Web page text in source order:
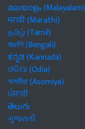
മലയാളം (Malayalam)
मराठी (Marathi)
தமிழ் (Tamil)
বাঙালি (Bengali)
ಕನ್ನಡ (Kannada)
ଓଡିଆ (Odia)
অসমীয়া (Asomiya)
ਪੰਜਾਬੀ
తెలుగు
ગુજરાતી